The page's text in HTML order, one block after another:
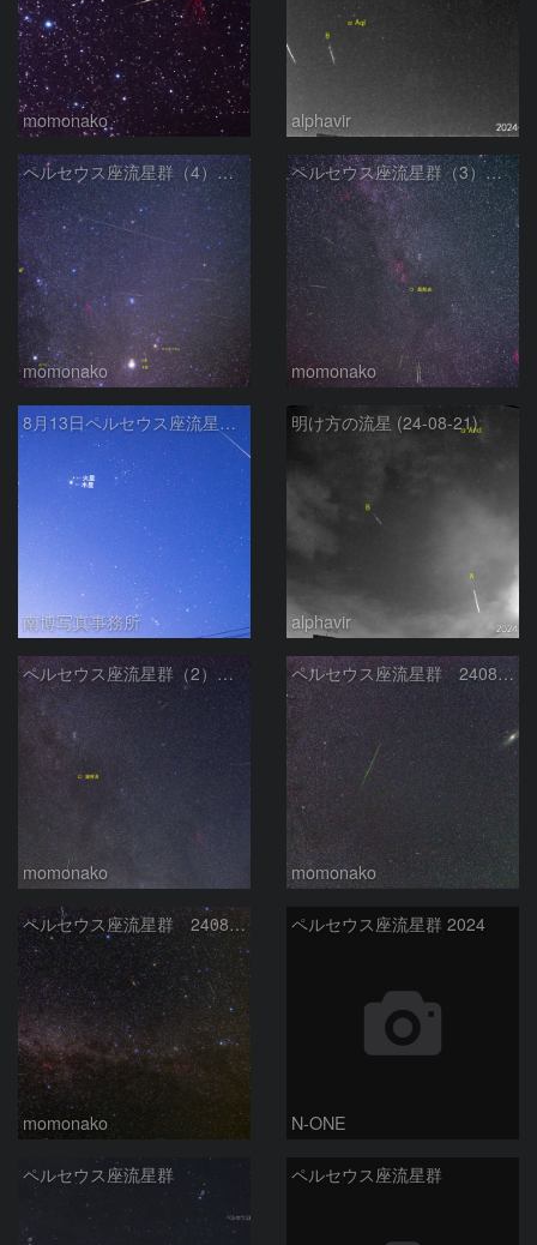
momonako alphavir
ペルセウス座流星群（4） 240813
momonako
ペルセウス座流星群（3） 240813
momonako
8月13日ペルセウス座流星群と火星木星接近
南博写真事務所
明け方の流星 (24-08-21)
alphavir
ペルセウス座流星群（2） 240813
momonako
ペルセウス座流星群 240813
momonako
ペルセウス座流星群 240812
momonako
ペルセウス座流星群 2024
N-ONE
ペルセウス座流星群 ペルセウス座流星群